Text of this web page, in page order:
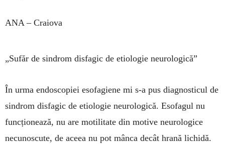
ANA – Craiova
„Sufăr de sindrom disfagic de etiologie neurologică”
În urma endoscopiei esofagiene mi s-a pus diag­nos­ticul de
sindrom disfagic de etiologie neurologică. Esofagul nu
funcționează, nu are motilitate din motive neurolo­gice
necunoscute, de aceea nu pot mânca decât hrană li­chidă.